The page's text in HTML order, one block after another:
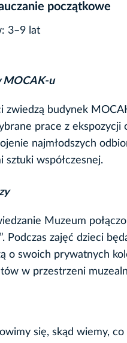
początkowe
3–9 lat
MOCAK-u
zwiedzą budynek
prace z
najmłodszych
sztuki współczesnej.
Muzeum
Podczas zajęć dzieci
o swoich prywatnych
w przestrzeni
się, skąd wiemy,